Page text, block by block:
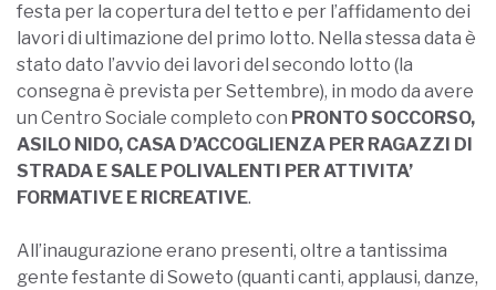
festa per la copertura del tetto e per l’affidamento dei
lavori di ultimazione del primo lotto. Nella stessa data è
stato dato l’avvio dei lavori del secondo lotto (la
consegna è prevista per Settembre), in modo da avere
un Centro Sociale completo con PRONTO SOCCORSO,
ASILO NIDO, CASA D’ACCOGLIENZA PER RAGAZZI DI
STRADA E SALE POLIVALENTI PER ATTIVITA’
FORMATIVE E RICREATIVE.
All’inaugurazione erano presenti, oltre a tantissima
gente festante di Soweto (quanti canti, applausi, danze,